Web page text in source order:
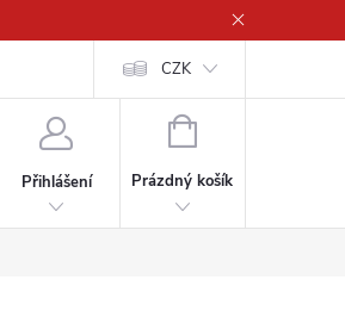
CZK
Přihlášení
NÁKUPNÍ
Prázdný košík